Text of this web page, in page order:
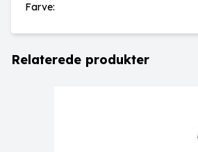
Farve:
Relaterede produkter